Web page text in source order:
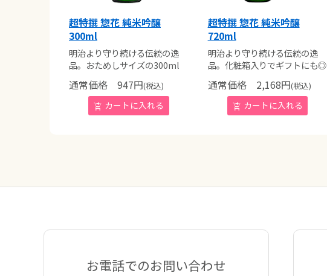
超特撰 惣花 純米吟醸
300ml
明治より守り続ける伝統の逸
品。おためしサイズの300ml
通常価格 947円(税込)
超特撰 惣花 純米吟醸
720ml
明治より守り続ける伝統の逸
品。化粧箱入りでギフトにも◎
通常価格2,168円(税込)
お電話でのお問い合わせ